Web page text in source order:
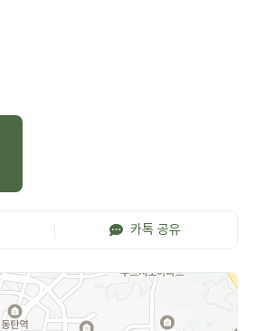
카톡 공유